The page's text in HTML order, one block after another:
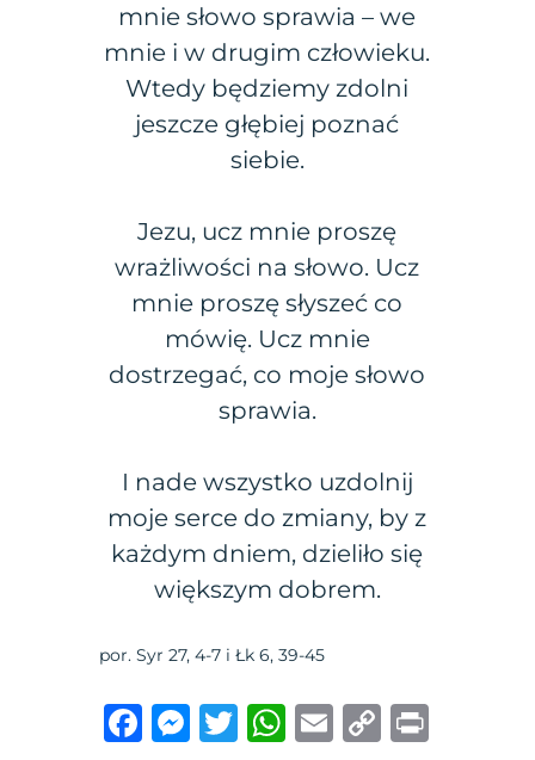
mnie słowo sprawia – we
mnie i w drugim człowieku.
Wtedy będziemy zdolni
jeszcze głębiej poznać
siebie.
Jezu, ucz mnie proszę
wrażliwości na słowo. Ucz
mnie proszę słyszeć co
mówię. Ucz mnie
dostrzegać, co moje słowo
sprawia.
I nade wszystko uzdolnij
moje serce do zmiany, by z
każdym dniem, dzieliło się
większym dobrem.
por. Syr 27, 4-7 i Łk 6, 39-45
F
M T
W E
C